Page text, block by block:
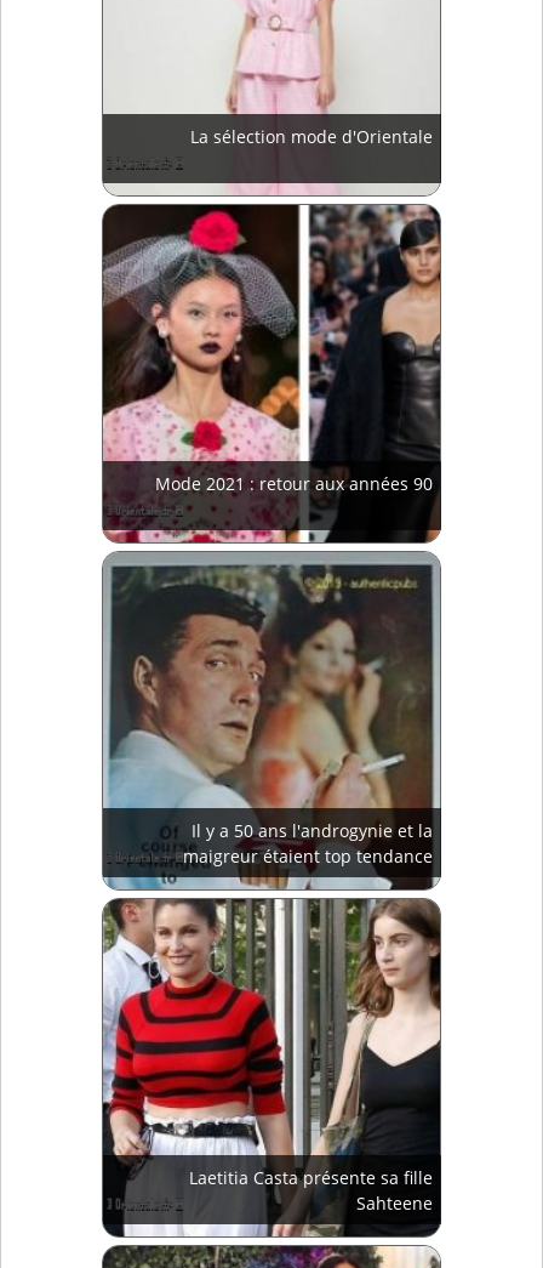
La sélection mode d'Orientale
Mode 2021 : retour aux années 90
Il y a 50 ans l'androgynie et la
maigreur étaient top tendance
Laetitia Casta présente sa fille
Sahteene